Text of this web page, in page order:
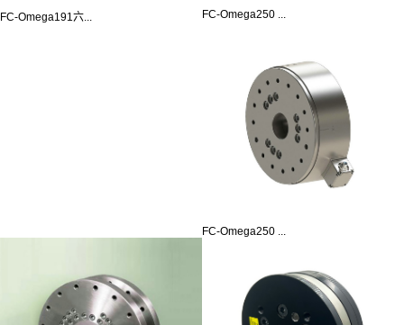
FC-Omega191六... FC-Omega250 ...
FC-Omega250 ...